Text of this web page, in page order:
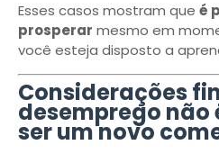
Esses casos mostram que é
prosperar mesmo em
você esteja disposto a
Considerações
desemprego não
ser um novo